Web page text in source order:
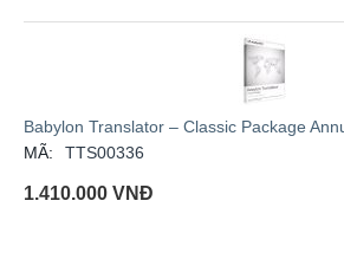
Babylon Translator – Classic Package
MÃ:
TTS00336
1.410.000 VNĐ